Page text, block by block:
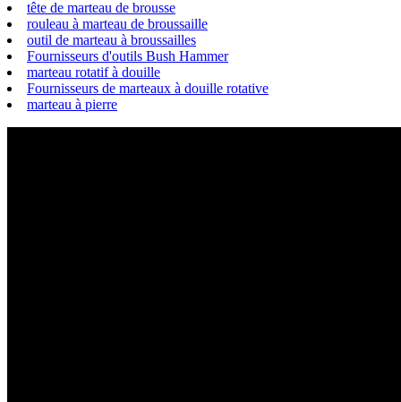
tête de marteau de brousse
rouleau à marteau de broussaille
outil de marteau à broussailles
Fournisseurs d'outils Bush Hammer
marteau rotatif à douille
Fournisseurs de marteaux à douille rotative
marteau à pierre